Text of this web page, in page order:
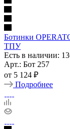
Ботинки
ТПУ
Есть в наличии:
Арт.: Бот 257
от 5 124 ₽
Подробнее